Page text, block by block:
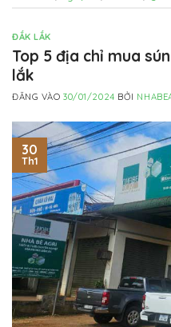
ĐẮK LẮK
Top 5 địa chỉ mua
lắk
ĐĂNG VÀO30/01/2024 BỞI
30
Th1